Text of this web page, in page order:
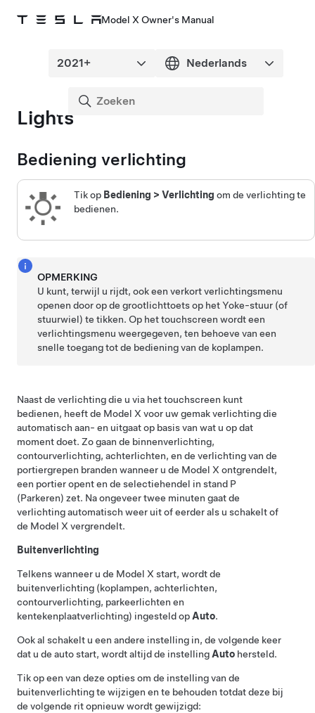
Model X Owner's Manual
Lights
Bediening verlichting
Tik op Bediening >Verlichting om de verlichting te
bedienen.
OPMERKING
U kunt, terwijl u rijdt, ook een verkort verlichtingsmenu
openen door op de grootlichttoets op hetYoke-stuur (of
stuurwiel) te tikken. Op het touchscreen wordt een
verlichtingsmenu weergegeven, ten behoeve van een
snelle toegang tot de bediening van de koplampen.
Naast de verlichting die u via het touchscreen kunt
bedienen, heeft de Model X voor uw gemak verlichting die
automatisch aan- en uitgaat op basis van wat u op dat
moment doet. Zo gaan de binnenverlichting,
contourverlichting, achterlichten, en de verlichting van de
portiergrepen branden wanneer u de Model X ontgrendelt,
een portier opent en de selectiehendel in stand P
(Parkeren) zet. Na ongeveer twee minuten gaat de
verlichting automatisch weer uit of eerder als u schakelt of
de Model X vergrendelt.
Buitenverlichting
Telkens wanneer u de Model X start, wordt de
buitenverlichting (koplampen, achterlichten,
contourverlichting, parkeerlichten en
kentekenplaatverlichting) ingesteld op Auto.
Ook al schakelt u een andere instelling in, de volgende keer
dat u de auto start, wordt altijd de instelling Auto hersteld.
Tik op een van deze opties om de instelling van de
buitenverlichting te wijzigen en te behouden totdat deze bij
de volgende rit opnieuw wordt gewijzigd: